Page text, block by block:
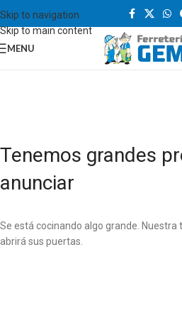
Skip to navigation
Skip to main content
MENU
Tenemos grandes
anunciar
Se está cocinando algo grande.
abrirá sus puertas.